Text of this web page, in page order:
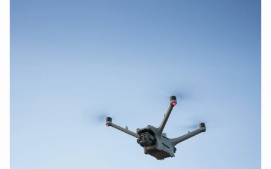
DJI Smart Controller accessoires